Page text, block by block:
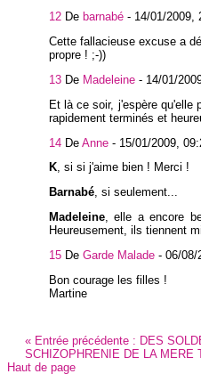
12 De barnabé - 14/01/2009,
Cette fallacieuse excuse a
propre ! ;-))
13 De Madeleine - 14/01/
Et là ce soir, j'espère qu'elle
rapidement terminés et
14 De Anne - 15/01/2009,
K, si si j'aime bien ! Merci !
Barnabé, si seulement...
Madeleine , elle a encore
Heureusement, ils tiennent
15 De Garde Malade - 06/08/
Bon courage les filles !
Martine
« Entrée précédente : DES
SCHIZOPHRENIE DE LA MERE
Haut de page